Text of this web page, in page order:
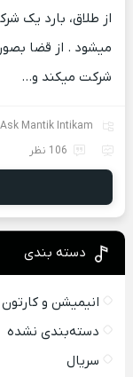
از طلاق، بارد یک
میشود . از قضا
شرکت میکند و…
Ask Mantik Intikam
106 نظر
دسته بندی
انیمیشن و کارتون
دسته‌بندی نشده
سریال